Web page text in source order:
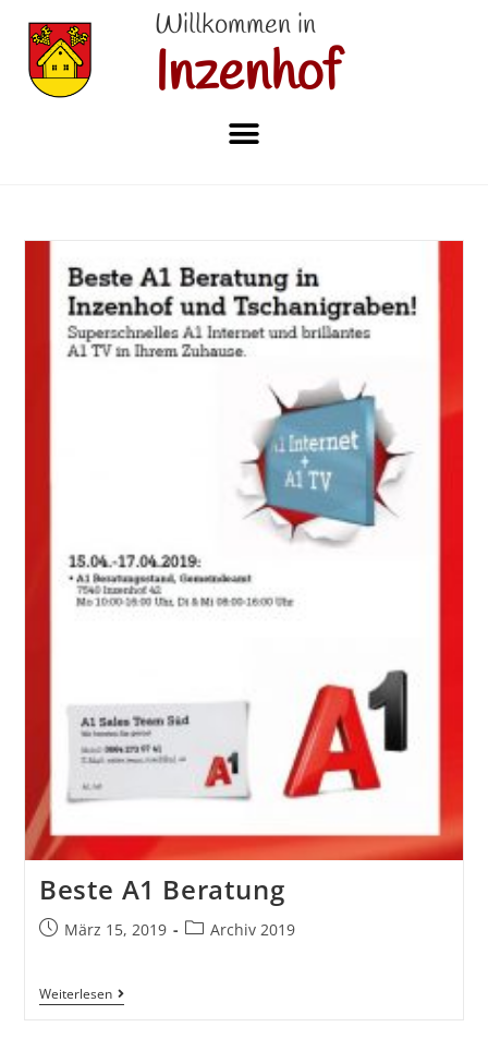
Willkommen in
Inzenhof
Beste A1 Beratung
März 15, 2019 Archiv 2019
Weiterlesen